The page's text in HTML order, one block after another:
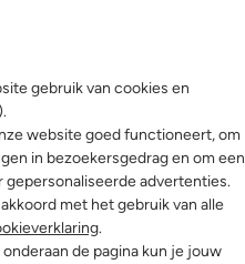
gebruik van cookies en
website goed functioneert, om
in bezoekersgedrag en om een
advertenties.
met het gebruik van alle
.
de pagina kun je jouw